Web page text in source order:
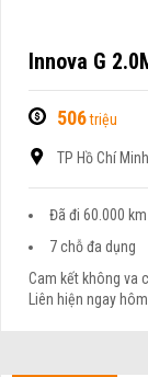
Innova G
506triệu
TP Hồ Chí Minh
Đã đi 60.000 km
7 chỗ đa dụng
Cam kết không va
Liên hiện ngay